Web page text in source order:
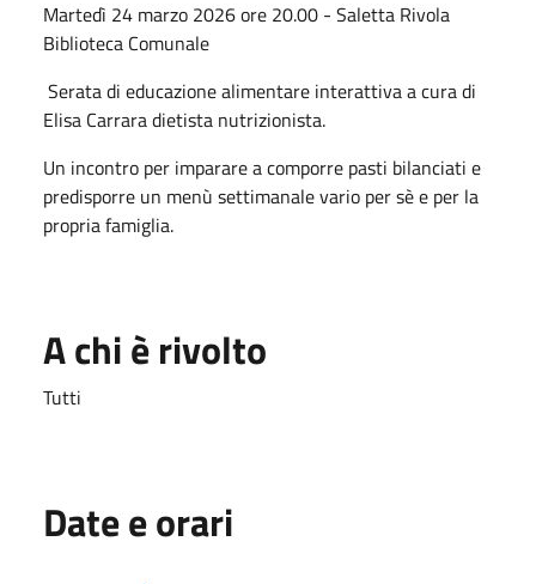
Martedì 24 marzo 2026 ore 20.00 - Saletta Rivola
Biblioteca Comunale
Serata di educazione alimentare interattiva a cura di
Elisa Carrara dietista nutrizionista.
Un incontro per imparare a comporre pasti bilanciati e
predisporre un menù settimanale vario per sè e per la
propria famiglia.
A chi è rivolto
Tutti
Date e orari